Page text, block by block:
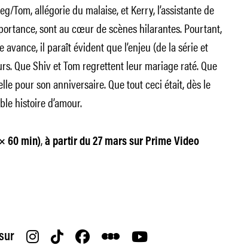
Tom, allégorie du malaise, et Kerry, l’assistante de
sont au cœur de scènes hilarantes. Pourtant,
il paraît évident que l’enjeu (de la série et
Que Shiv et Tom regrettent leur mariage raté. Que
pour son anniversaire. Que tout ceci était, dès le
histoire d’amour.
60 min), à partir du 27 mars sur Prime Video